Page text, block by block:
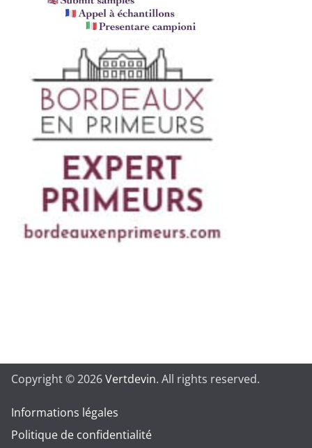
Copyright © 2026Vertdevin. All rights reserved.
Informations légales
Politique de confidentialité